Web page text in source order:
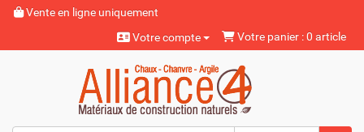
Vente en ligne uniquement
Votre compte
Votre panier : 0 article